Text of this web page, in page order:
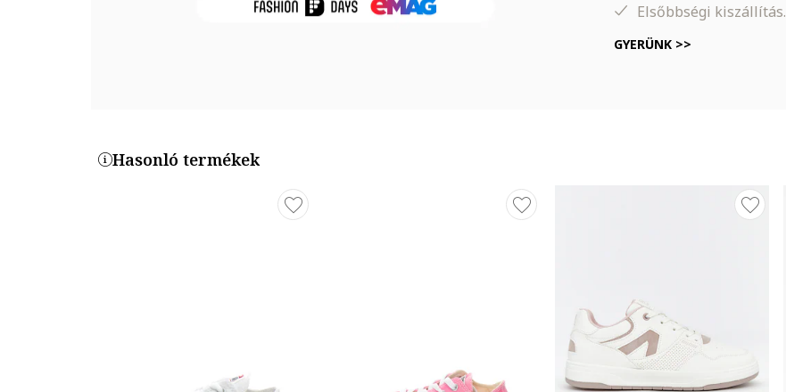
Elsőbbségi kiszállítás.
GYERÜNK >>
Hasonló termékek